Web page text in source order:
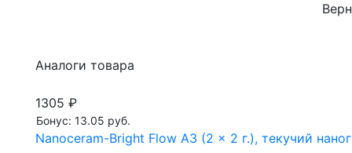
Аналоги товара
1305 ₽
Бонус: 13.05 руб.
Nanoceram-Bright Flow A3 (2 x 2 г.), текучий